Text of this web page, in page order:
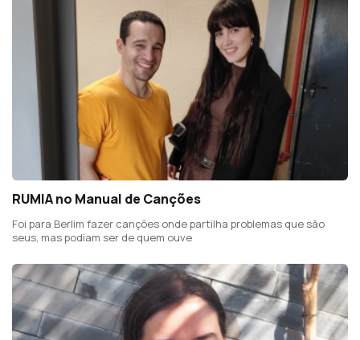
RUMIA no Manual de Canções
Foi para Berlim fazer canções onde partilha problemas que são
seus, mas podiam ser de quem ouve